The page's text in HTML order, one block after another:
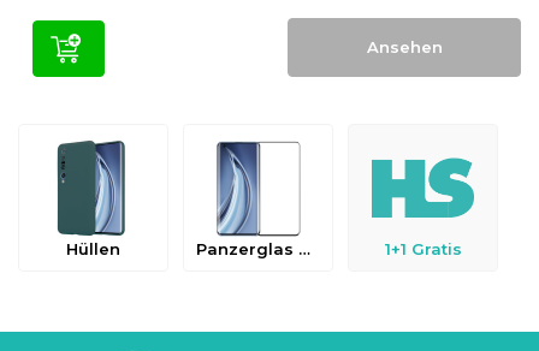
Ansehen
Hüllen Panzerglas & Schutzfolien 1+1 Gratis